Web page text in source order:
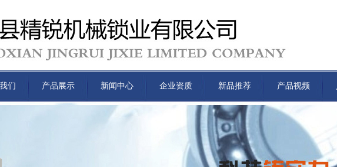
们 产品展示 新闻中心 企业资质 新品推荐 产品视频